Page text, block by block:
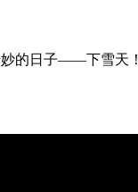
妙的日子——下雪天！